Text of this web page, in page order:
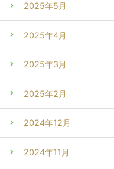
2025年5月
2025年4月
2025年3月
2025年2月
2024年12月
2024年11月